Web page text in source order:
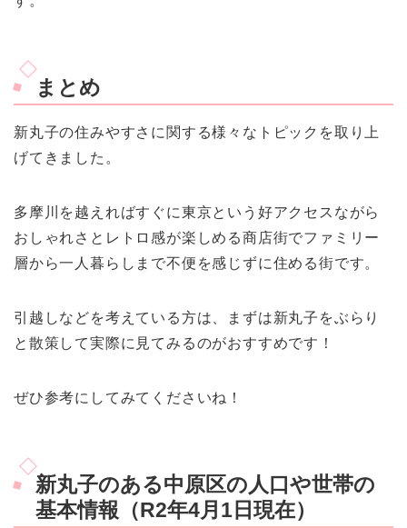
まとめ
新丸子の住みやすさに関する様々なトピックを取り上
げてきました。
多摩川を越えればすぐに東京という好アクセスながら
おしゃれさとレトロ感が楽しめる商店街でファミリー
層から一人暮らしまで不便を感じずに住める街です。
引越しなどを考えている方は、まずは新丸子をぶらり
と散策して実際に見てみるのがおすすめです！
ぜひ参考にしてみてくださいね！
新丸子のある中原区の人口や世帯の
基本情報（R2年4月1日現在）